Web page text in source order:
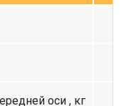
оси , кг